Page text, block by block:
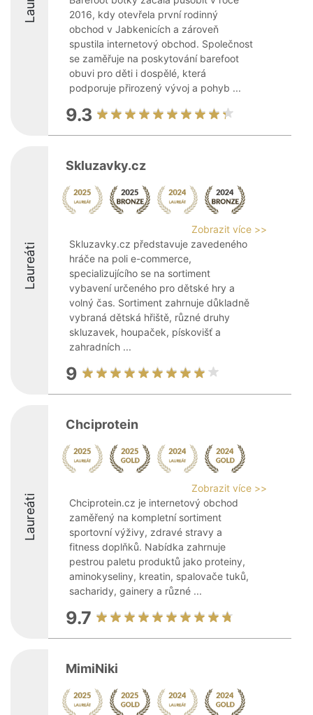
2016, kdy otevřela první rodinný
obchod v Jabkenicích a zároveň
spustila internetový obchod. Společnost
se zaměřuje na poskytování barefoot
obuvi pro děti i dospělé, která
podporuje přirozený vývoj a pohyb ...
9.3
Laureáti
Skluzavky.cz
Zobrazit více >>
Skluzavky.cz představuje zavedeného
hráče na poli e-commerce,
specializujícího se na sortiment
vybavení určeného pro dětské hry a
volný čas. Sortiment zahrnuje důkladně
vybraná dětská hřiště, různé druhy
skluzavek, houpaček, pískovišť a
zahradních ...
9
Laureáti
Chciprotein
Zobrazit více >>
Chciprotein.cz je internetový obchod
zaměřený na kompletní sortiment
sportovní výživy, zdravé stravy a
fitness doplňků. Nabídka zahrnuje
pestrou paletu produktů jako proteiny,
aminokyseliny, kreatin, spalovače tuků,
sacharidy, gainery a různé ...
9.7
MimiNiki